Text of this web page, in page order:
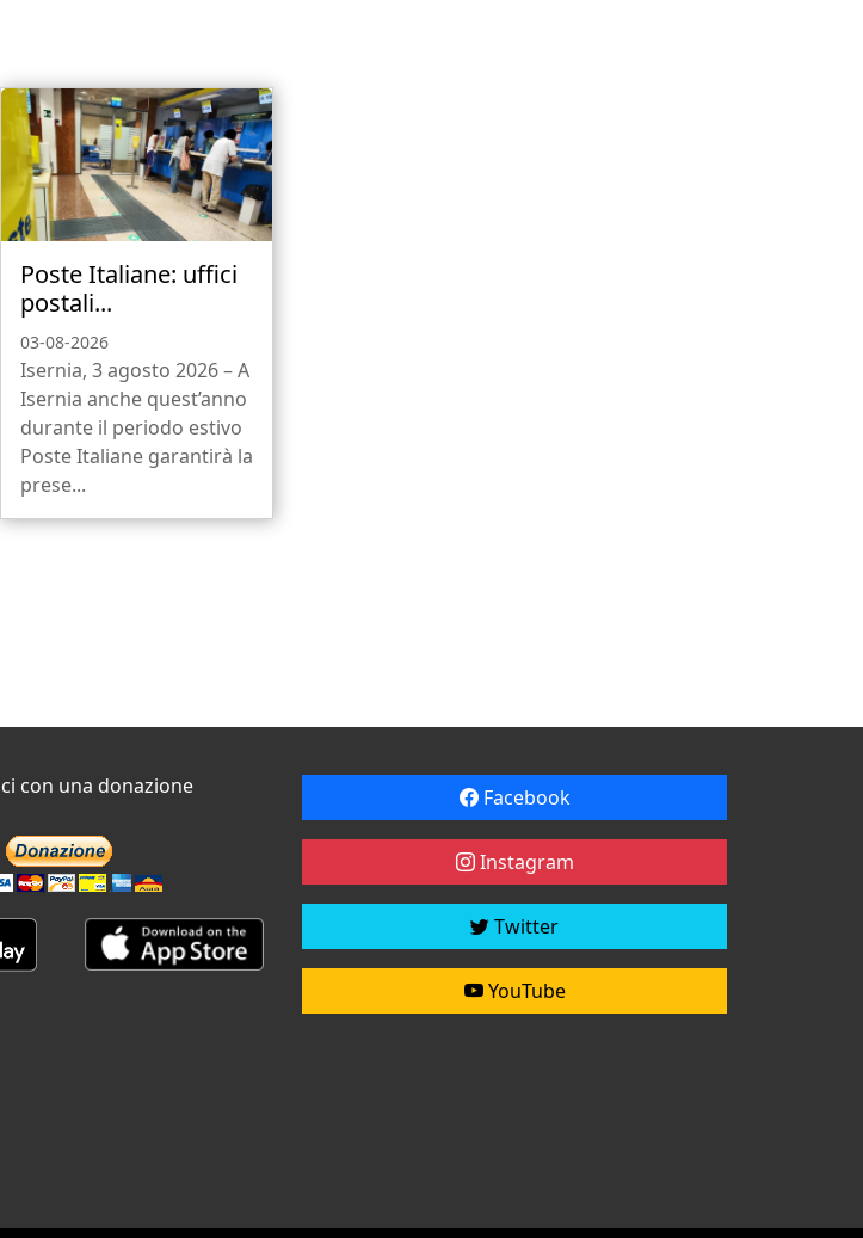
Poste Italiane: uffici
postali...
03-08-2026
Isernia, 3 agosto 2026 – A
Isernia anche quest’anno
durante il periodo estivo
Poste Italiane garantirà la
prese...
con una donazione Facebook
Instagram
Twitter
YouTube